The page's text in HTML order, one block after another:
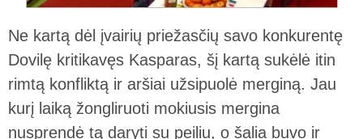
Ne kartą dėl įvairių priežasčių savo konkurentę
Dovilę kritikavęs Kasparas, šį kartą sukėlė itin
rimtą konfliktą ir aršiai užsipuolė merginą. Jau
kurį laiką žongliruoti mokiusis mergina
nusprendė tą daryti su peiliu, o šalia buvo ir